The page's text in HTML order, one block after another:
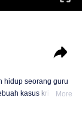
hidup seorang guru
kasus kriminal.
More